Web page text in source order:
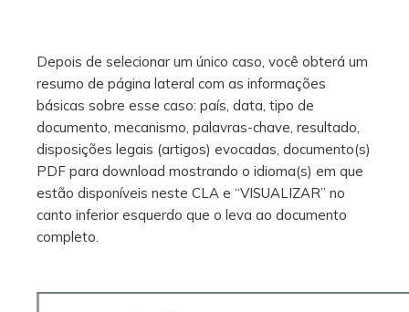
Depois de selecionar um único caso, você obterá um
resumo de página lateral com as informações
básicas sobre esse caso: país, data, tipo de
documento, mecanismo, palavras-chave, resultado,
disposições legais (artigos) evocadas, documento(s)
PDF para download mostrando o idioma(s) em que
estão disponíveis neste CLA e “VISUALIZAR” no
canto inferior esquerdo que o leva ao documento
completo.